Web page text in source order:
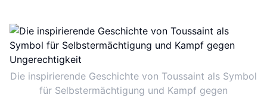
Die inspirierende Geschichte von Toussaint als Symbol
für Selbstermächtigung und Kampf gegen